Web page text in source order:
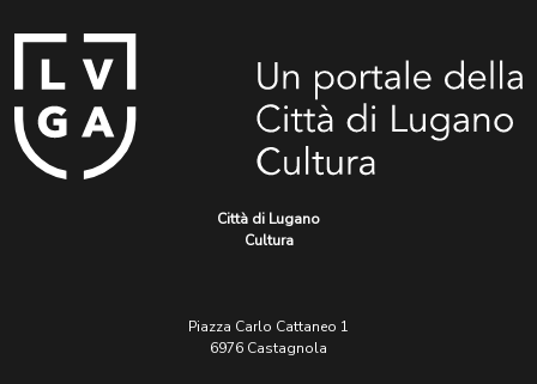
Città di Lugano
Cultura
Piazza Carlo Cattaneo 1
6976 Castagnola